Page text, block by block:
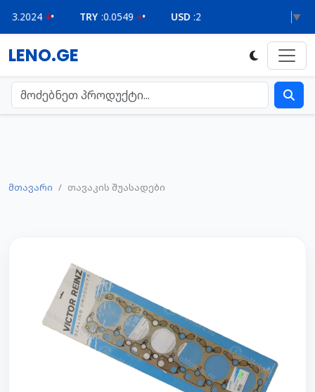
• TRY 0.0549 • USD 2.6210 • ▼
LENO.GE
მთავარი თავაკის შუასადები